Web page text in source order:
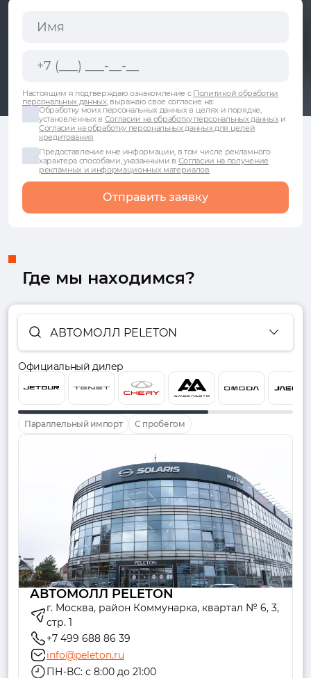
Настоящим я подтверждаю ознакомление с Политикой обработки
персональных данных, выражаю свое согласие на:
Обработку моих персональных данных в целях и порядке,
установленных в Согласии на обработку персональных данныхи
Согласии на обработку персональных данных для целей
кредитования
Предоставление мне информации, в том числе рекламного
характера способами, указанными в Согласии на получение
рекламных и информационных материалов
Отправить заявку
Где мы находимся?
АВТОМОЛЛ PELETON
Официальный дилер
Параллельный импорт С пробегом
АВТОМОЛЛ PELETON
г. Москва, район Коммунарка, квартал № 6, 3,
стр. 1
+7 499 688 86 39
info@peleton.ru
ПН-ВС: с 8:00 до 21:00